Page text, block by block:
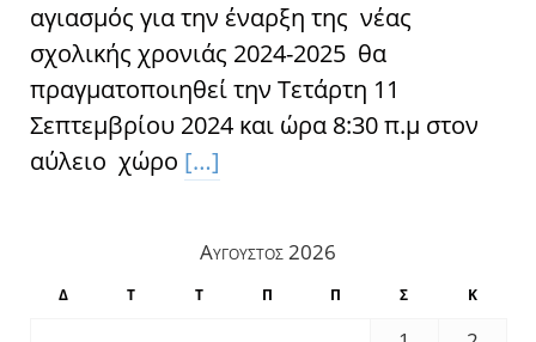
αγιασμός για την έναρξη της νέας
σχολικής χρονιάς 2024-2025 θα
πραγματοποιηθεί την Τετάρτη 11
Σεπτεμβρίου 2024 και ώρα 8:30 π.μ στον
αύλειο χώρο […]
Αύγουστος 2026
Δ Τ Τ Π Π Σ Κ